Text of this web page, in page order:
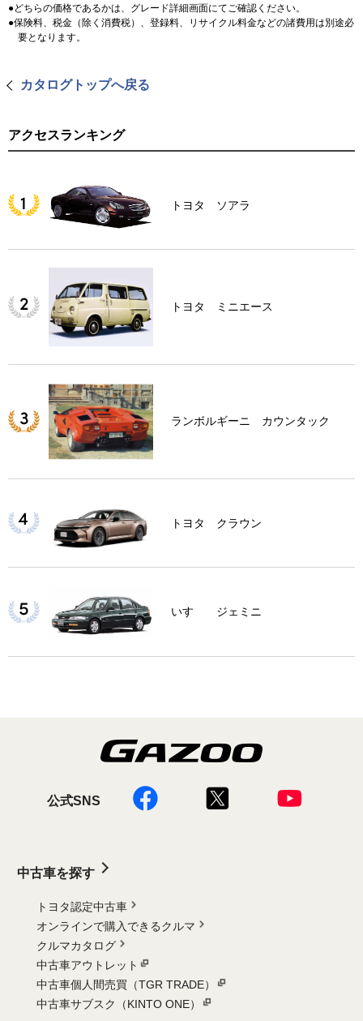
どちらの価格であるかは、グレード詳細画面にてご確認ください。
保険料、税金（除く消費税）、登録料、リサイクル料金などの諸費用は別途必
要となります。
カタログトップへ戻る
アクセスランキング
トヨタ ソアラ
トヨタ ミニエース
ランボルギーニ カウンタック
トヨタ クラウン
いすゞ ジェミニ
公式SNS
中古車を探す
トヨタ認定中古車
オンラインで購入できるクルマ
クルマカタログ
中古車アウトレット
中古車個人間売買（TGR TRADE）
中古車サブスク（KINTO ONE）